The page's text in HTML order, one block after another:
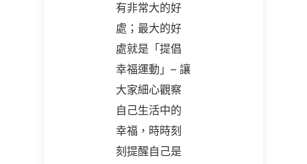
有非常大的好
處；最大的好
處就是「提倡
幸福運動」 – 讓
大家細心觀察
自己生活中的
幸福，時時刻
刻提醒自己是